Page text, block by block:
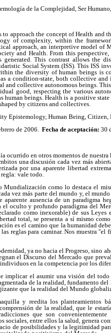
de la Complejidad, Ser
approach the concept of Health and
of complexity, within the
approach, an interpretive model of
and Health. From this
This contrast allows the
Social System (ISS). This ISS
the diversity of human beings is
a condition-state, both collective
and collective autonomous beings.
good, respecting the various
human beings. Health is a positive
by citizens and collectives.
Epistemology, Human Being, Citizen,
de 2006. Fecha de aceptación: 30
ocurrido en otros momentos de
una discusión cada vez más
por una aparente libertad
vale todo.
Mundialización como lo destaca el
vez más parte del mundo y, el
ausencia de un paradigma
el oculto y profundo paradigma del
como inexorable) de sus
total, se presenta a sí mismo
es el camino que la humanidad
reglas para caminar. Nos muestra
ya no hacia el Progreso, sino
el Discurso del Mercado que
en la competencia por los
implicar el asumir una visión del
de la realidad, fundamento
que la realidad del Mundo
y reedita los planteamientos
de la realidad, que le
que son
sociales, entre ellos la salud, genera
de posibilidades y la legitimidad